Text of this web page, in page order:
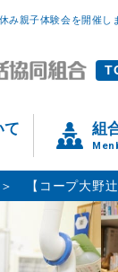
み親子体験会を開催し
て 組
【コープ大野